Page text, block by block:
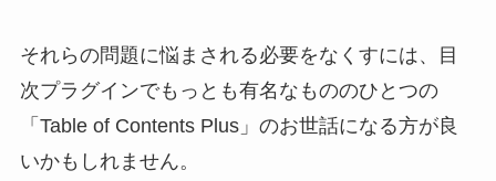
それらの問題に悩まされる必要をなくすには、目
次プラグインでもっとも有名なもののひとつの
「Table of Contents Plus」のお世話になる方が良
いかもしれません。